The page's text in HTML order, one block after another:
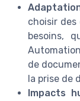
choisir des
besoins,
de
la prise de
Impacts